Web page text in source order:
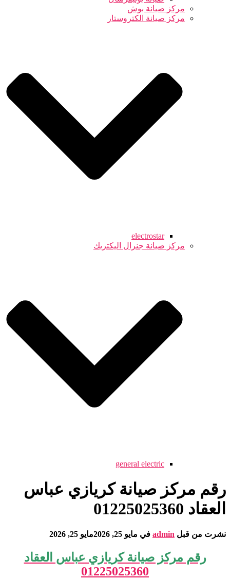
مركز صيانة بوش
مركز صيانة الكتروستار
electrostar
مركز صيانة جنرال اليكتريك
general electric
رقم مركز صيانة كريازي عباس
العقاد 01225025360
نشرت من قبل admin في مايو 25, 2026 مايو 25, 2026
رقم مركز صيانة كريازي عباس العقاد
01225025360